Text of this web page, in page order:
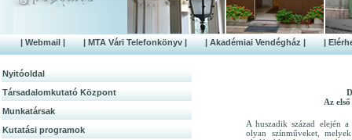
| Webmail | | MTA Vári Telefonkönyv | | Akadémiai Vendégház | |
Nyitóoldal
Társadalomkutató Központ
Munkatársak
Kutatási programok
Az
A huszadik század elején
olyan színműveket,